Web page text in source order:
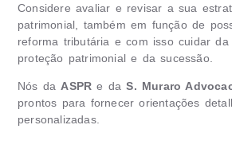
Considere avaliar e revisar a sua
patrimonial, também em função de
reforma tributária e com isso cuidar da
proteção patrimonial e da sucessão.
Nós da ASPR e daS. Muraro
prontos para fornecer orientações
personalizadas.